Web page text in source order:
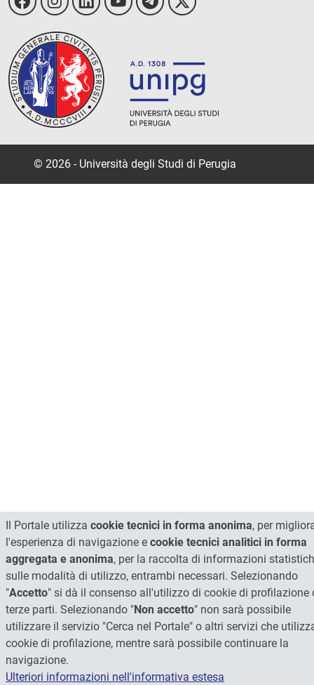
© 2026 - Università degli Studi di Perugia
Il Portale utilizza cookie tecnici in forma anonima, per
l'esperienza di navigazione e cookie tecnici analitici in forma
aggregata e anonima, per la raccolta di informazioni
sulle modalità di utilizzo, entrambi necessari. Selezionando
"Accetto" si dà il consenso all'utilizzo di cookie di profilazione
terze parti. Selezionando "Non accetto" non sarà possibile
utilizzare il servizio "Cerca nel Portale" o altri servizi che
cookie di profilazione, mentre sarà possibile continuare la
navigazione.
Ulteriori informazioni nell'informativa estesa